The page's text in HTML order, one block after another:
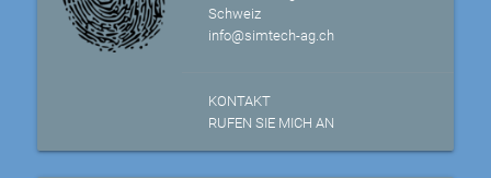
Schweiz
info@simtech-ag.ch
KONTAKT
RUFEN SIE MICH AN